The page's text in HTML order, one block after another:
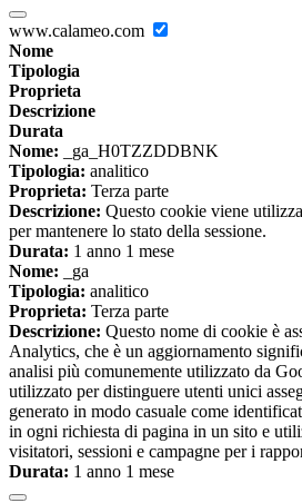
www.calameo.com
Nome
Tipologia
Proprieta
Descrizione
Durata
Nome: _ga_H0TZZDDBNK
Tipologia: analitico
Proprieta: Terza parte
Descrizione: Questo cookie viene
per mantenere lo stato della sessione.
Durata: 1 anno 1 mese
Nome: _ga
Tipologia: analitico
Proprieta: Terza parte
Descrizione: Questo nome di cookie è
Analytics, che è un aggiornamento
analisi più comunemente utilizzato da
utilizzato per distinguere utenti unici
generato in modo casuale come
in ogni richiesta di pagina in un sito e
visitatori, sessioni e campagne per i
Durata: 1 anno 1 mese